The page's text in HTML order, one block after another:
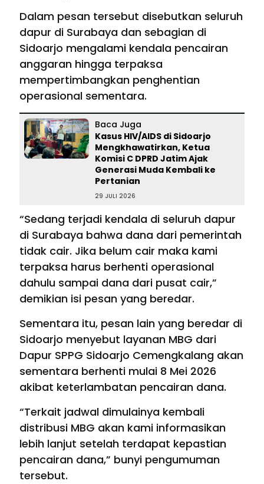
Dalam pesan tersebut disebutkan seluruh
dapur di Surabaya dan sebagian di
Sidoarjo mengalami kendala pencairan
anggaran hingga terpaksa
mempertimbangkan penghentian
operasional sementara.
Baca Juga
Kasus HIV/AIDS di Sidoarjo
Mengkhawatirkan, Ketua
Komisi C DPRD Jatim Ajak
Generasi Muda Kembali ke
Pertanian
29 JULI 2026
“Sedang terjadi kendala di seluruh dapur
di Surabaya bahwa dana dari pemerintah
tidak cair. Jika belum cair maka kami
terpaksa harus berhenti operasional
dahulu sampai dana dari pusat cair,”
demikian isi pesan yang beredar.
Sementara itu, pesan lain yang beredar di
Sidoarjo menyebut layanan MBG dari
Dapur SPPG Sidoarjo Cemengkalang akan
sementara berhenti mulai 8 Mei 2026
akibat keterlambatan pencairan dana.
“Terkait jadwal dimulainya kembali
distribusi MBG akan kami informasikan
lebih lanjut setelah terdapat kepastian
pencairan dana,” bunyi pengumuman
tersebut.